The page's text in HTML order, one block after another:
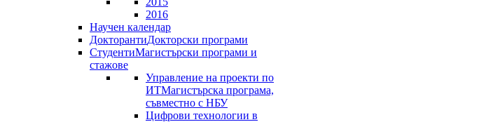
2016
Научен календар
ДокторантиДокторски програми
СтудентиМагистърски програми и
стажове
Управление на проекти по
ИТМагистърска програма,
съвместно с НБУ
Цифрови технологии в